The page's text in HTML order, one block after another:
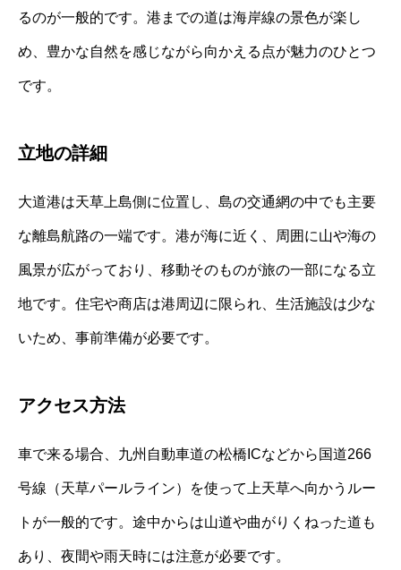
るのが一般的です。港までの道は海岸線の景色が楽し
め、豊かな自然を感じながら向かえる点が魅力のひとつ
です。
立地の詳細
大道港は天草上島側に位置し、島の交通網の中でも主要
な離島航路の一端です。港が海に近く、周囲に山や海の
風景が広がっており、移動そのものが旅の一部になる立
地です。住宅や商店は港周辺に限られ、生活施設は少な
いため、事前準備が必要です。
アクセス方法
車で来る場合、九州自動車道の松橋ICなどから国道266
号線（天草パールライン）を使って上天草へ向かうルー
トが一般的です。途中からは山道や曲がりくねった道も
あり、夜間や雨天時には注意が必要です。